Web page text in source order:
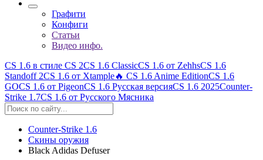
Графити
Конфиги
Статьи
Видео инфо.
CS 1.6 в стиле CS 2CS 1.6 ClassicCS 1.6 от ZehhsCS 1.6
Standoff 2CS 1.6 от Xtample🔥 CS 1.6 Anime EditionCS 1.6
GOCS 1.6 от PigeonCS 1.6 Русская версияCS 1.6 2025Counter-
Strike 1.7CS 1.6 от Русского Мясника
Counter-Strike 1.6
Скины оружия
Black Adidas Defuser